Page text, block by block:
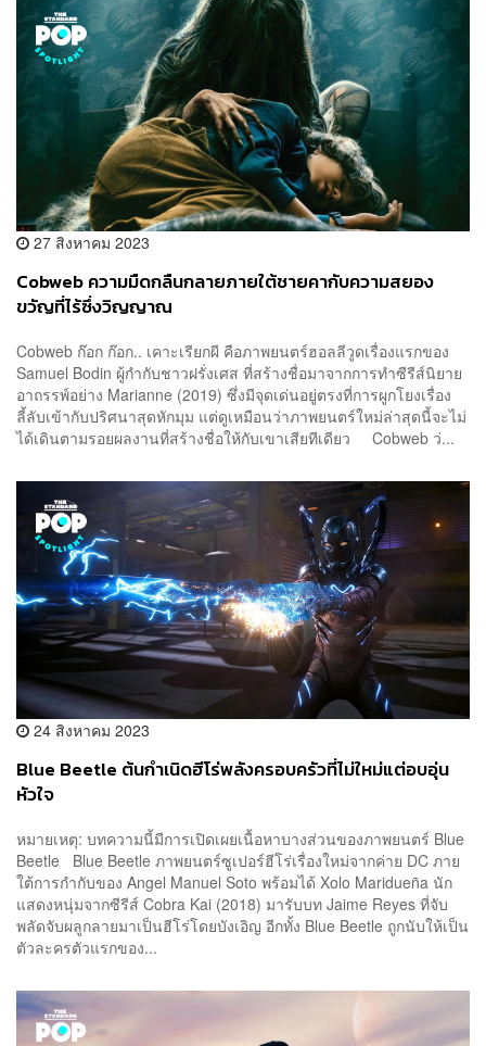
27 สิงหาคม 2023
Cobweb ความมืดกลืนกลายภายใต้ชายคากับความสยอง
ขวัญที่ไร้ซึ่งวิญญาณ
Cobweb ก๊อก ก๊อก.. เคาะเรียกผี คือภาพยนตร์ฮอลลีวูดเรื่องแรกของ
Samuel Bodin ผู้กำกับชาวฝรั่งเศส ที่สร้างชื่อมาจากการทำซีรีส์นิยาย
อาถรรพ์อย่าง Marianne (2019) ซึ่งมีจุดเด่นอยู่ตรงที่การผูกโยงเรื่อง
ลี้ลับเข้ากับปริศนาสุดหักมุม แต่ดูเหมือนว่าภาพยนตร์ใหม่ล่าสุดนี้จะไม่
ได้เดินตามรอยผลงานที่สร้างชื่อให้กับเขาเสียทีเดียว Cobweb ว่...
24 สิงหาคม 2023
Blue Beetle ต้นกำเนิดฮีโร่พลังครอบครัวที่ไม่ใหม่แต่อบอุ่น
หัวใจ
หมายเหตุ: บทความนี้มีการเปิดเผยเนื้อหาบางส่วนของภาพยนตร์ Blue
Beetle Blue Beetle ภาพยนตร์ซูเปอร์ฮีโร่เรื่องใหม่จากค่าย DC ภาย
ใต้การกำกับของ Angel Manuel Soto พร้อมได้ Xolo Maridueña นัก
แสดงหนุ่มจากซีรีส์ Cobra Kai (2018) มารับบท Jaime Reyes ที่จับ
พลัดจับผลูกลายมาเป็นฮีโร่โดยบังเอิญ อีกทั้ง Blue Beetle ถูกนับให้เป็น
ตัวละครตัวแรกของ...